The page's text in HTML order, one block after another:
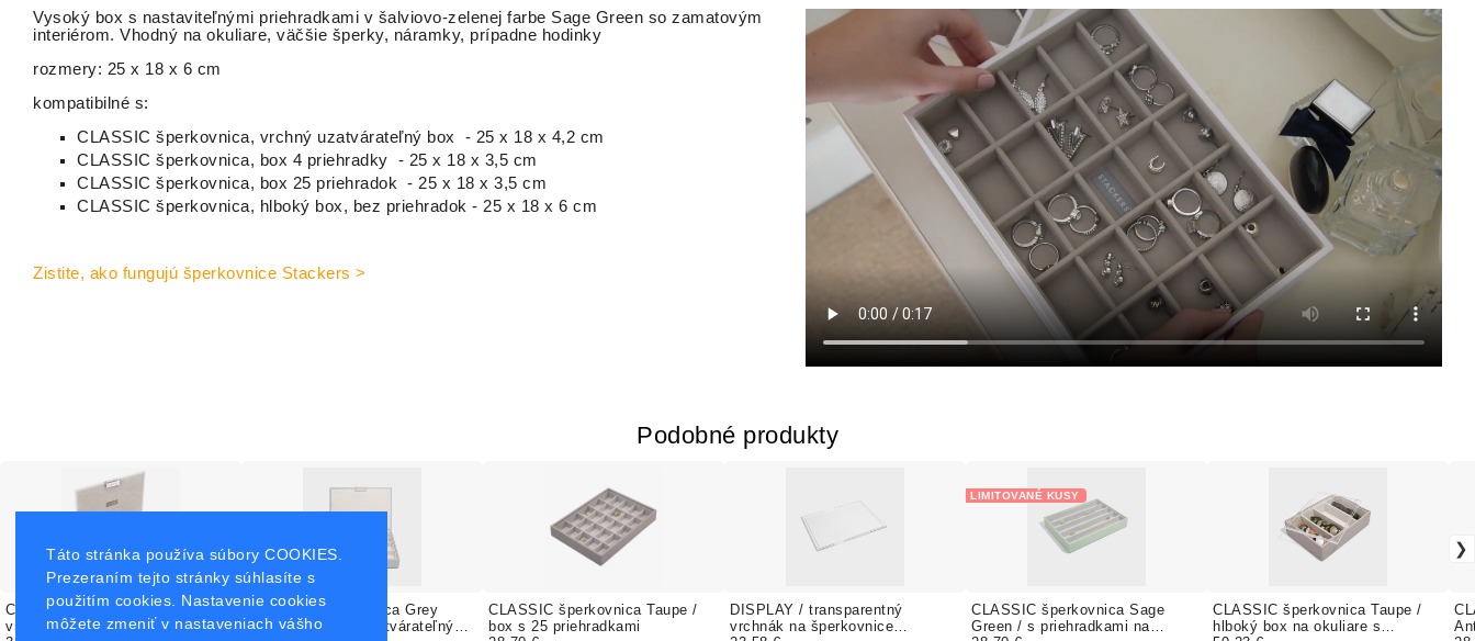
Táto stránka používa súbory COOKIES.
Prezeraním tejto stránky súhlasíte s
použitím cookies. Nastavenie cookies
môžete zmeniť v nastaveniach vášho
Vysoký box s nastaviteľnými priehradkami v šalviovo-zelenej farbe Sage Green so zamatovým
interiérom. Vhodný na okuliare, väčšie šperky, náramky, prípadne hodinky
rozmery: 25 x 18 x 6 cm
kompatibilné s:
CLASSIC šperkovnica, vrchný uzatvárateľný box - 25 x 18 x 4,2 cm
CLASSIC šperkovnica, box 4 priehradky - 25 x 18 x 3,5 cm
CLASSIC šperkovnica, box 25 priehradok - 25 x 18 x 3,5 cm
CLASSIC šperkovnica, hlboký box, bez priehradok - 25 x 18 x 6 cm
Zistite, ako fungujú šperkovnice Stackers >
Podobné produkty
CLASSIC šperkovnica Biela /
vrchný uzatvárateľný box
CLASSIC šperkovnica Grey
Pebble / vrchný uzatvárateľný
CLASSIC šperkovnica Taupe /
box s 25 priehradkami
DISPLAY / transparentný
vrchnák na šperkovnice
CLASSIC šperkovnica Sage
Green / s priehradkami na
LIMITOVANÉ KUSY
CLASSIC šperkovnica Taupe /
hlboký box na okuliare s